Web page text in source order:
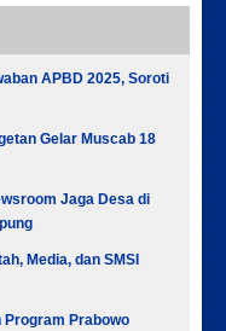
APBD 2025, Soroti
Gelar Muscab 18
Jaga Desa di
Media, dan SMSI
Program Prabowo